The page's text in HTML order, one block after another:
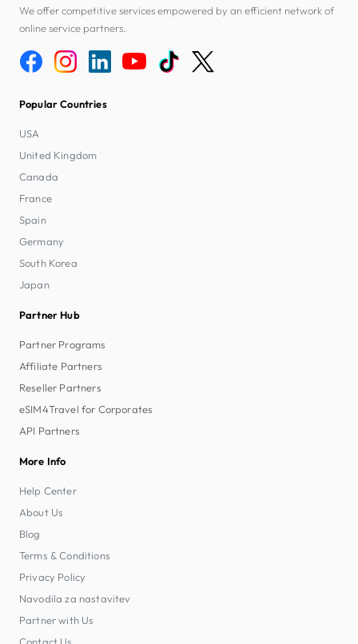
We offer competitive services empowered by an efficient network of
online service partners.
Popular Countries
USA
United Kingdom
Canada
France
Spain
Germany
South Korea
Japan
Partner Hub
Partner Programs
Affiliate Partners
Reseller Partners
eSIM4Travel for Corporates
API Partners
More Info
Help Center
About Us
Blog
Terms & Conditions
Privacy Policy
Navodila za nastavitev
Partner with Us